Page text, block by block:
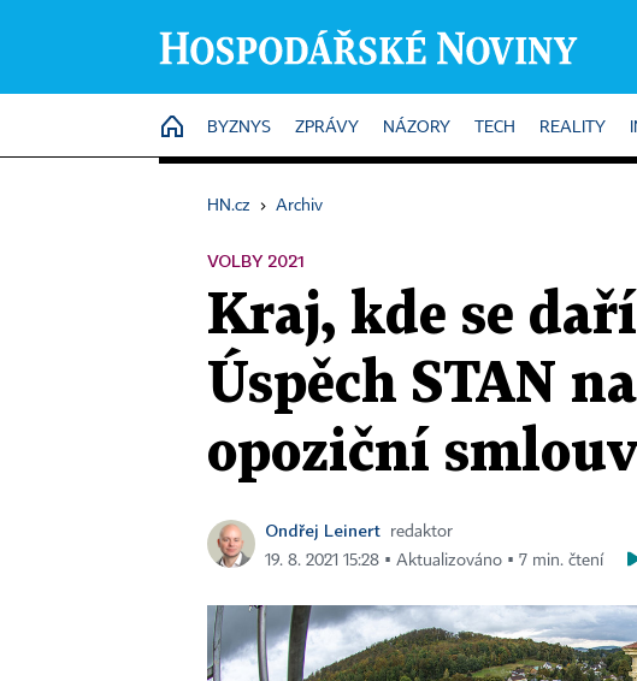
HOME
BYZNYS ZPRÁVY NÁZORY TECH REALITY
HN.cz › Archiv
VOLBY 2021
Kraj, kde se
Úspěch STAN
opoziční
Ondřej Leinert
redaktor
19. 8. 2021 15:28 ▪ Aktualizováno ▪ 7 min. čtení